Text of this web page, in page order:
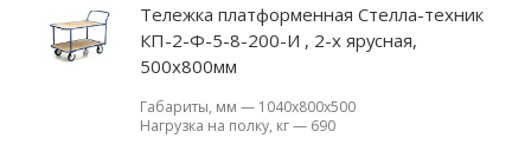
Тележка платформенная Стелла-техник
КП-2-Ф-5-8-200-И , 2-х ярусная,
500х800мм
Габариты, мм — 1040х800х500
Нагрузка на полку, кг— 690